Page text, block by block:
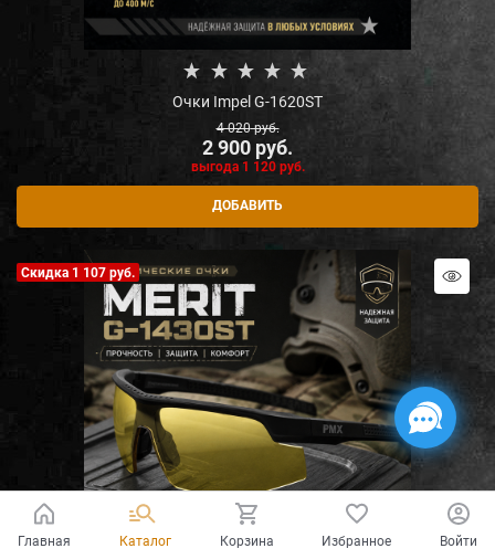
Очки Impel G-1620ST
4 020 руб.
2 900 руб.
выгода 1 120 руб.
ДОБАВИТЬ
Скидка 1 107 руб.
Главная Каталог Корзина Избранное Войти